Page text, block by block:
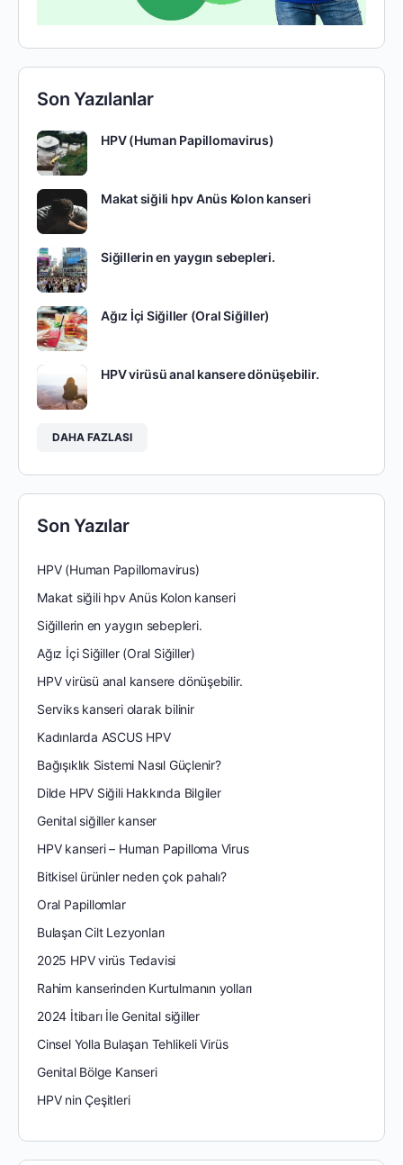
Son Yazılanlar
HPV (Human Papillomavirus)
Makat siğili hpv Anüs Kolon kanseri
Siğillerin en yaygın sebepleri.
Ağız İçi Siğiller (Oral Siğiller)
HPV virüsü anal kansere dönüşebilir.
DAHA FAZLASI
Son Yazılar
HPV (Human Papillomavirus)
Makat siğili hpv Anüs Kolon kanseri
Siğillerin en yaygın sebepleri.
Ağız İçi Siğiller (Oral Siğiller)
HPV virüsü anal kansere dönüşebilir.
Serviks kanseri olarak bilinir
Kadınlarda ASCUS HPV
Bağışıklık Sistemi Nasıl Güçlenir?
Dilde HPV Siğili Hakkında Bilgiler
Genital siğiller kanser
HPV kanseri – Human Papilloma Virus
Bitkisel ürünler neden çok pahalı?
Oral Papillomlar
Bulaşan Cilt Lezyonları
2025 HPV virüs Tedavisi
Rahim kanserinden Kurtulmanın yolları
2024 İtibarı İle Genital siğiller
Cinsel Yolla Bulaşan Tehlikeli Virüs
Genital Bölge Kanseri
HPV nin Çeşitleri